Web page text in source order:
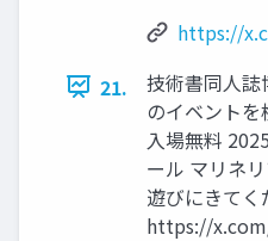
https://
21.
技術書同人
のイベント
入場無料
ール マリネ
遊びにきてく
https://